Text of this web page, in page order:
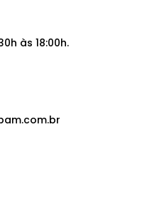
às 18:00h.